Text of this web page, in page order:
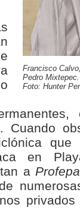
Francisco
Pedro Mixtepec.
Foto: Hunter
Cuando
que
en
a